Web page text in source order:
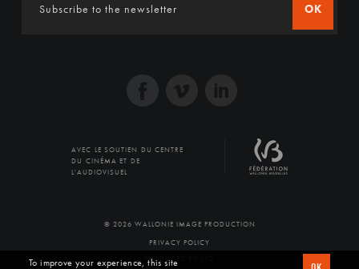
OK
AVEC LE SOUTIEN DU CENTRE
DU CINÉMA ET DE
L'AUDIOVISUEL
© 2026 WALLONIE IMAGE PRODUCTION
PRIVACY POLICY
PRODUCED BY SFD
To improve your experience, this site